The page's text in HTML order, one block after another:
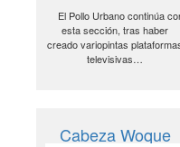
El Pollo Urbano continúa
esta sección, tras haber
creado variopintas
televisivas…
Cabeza Woque